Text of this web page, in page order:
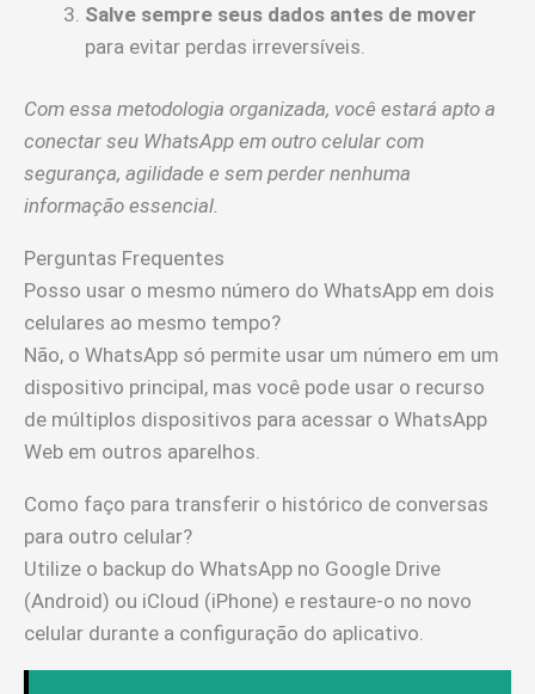
Salve sempre seus dados antes de mover
para evitar perdas irreversíveis.
Com essa metodologia organizada, você estará apto a
conectar seu WhatsApp em outro celular com
segurança, agilidade e sem perder nenhuma
informação essencial.
Perguntas Frequentes
Posso usar o mesmo número do WhatsApp em dois
celulares ao mesmo tempo?
Não, o WhatsApp só permite usar um número em um
dispositivo principal, mas você pode usar o recurso
de múltiplos dispositivos para acessar o WhatsApp
Web em outros aparelhos.
Como faço para transferir o histórico de conversas
para outro celular?
Utilize o backup do WhatsApp no Google Drive
(Android) ou iCloud (iPhone) e restaure-o no novo
celular durante a configuração do aplicativo.